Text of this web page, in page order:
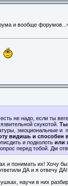
и вообще
не надо, если ты
скукотой. Ты
эмоциональные и
видишь и способен
и подколоть или
перед тобой. Дм
и понимать их! Хочу
ДА и я отвечу ДА!
научи в них